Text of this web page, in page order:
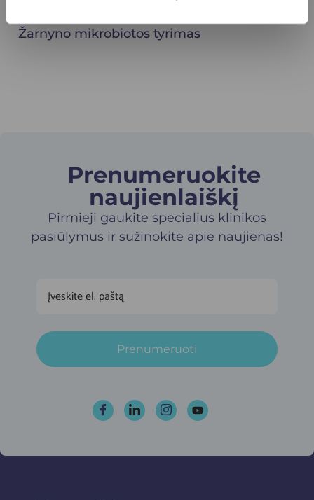
Žarnyno mikrobiotos tyrimas
Prenumeruokite
naujienlaiškį​
Pirmieji gaukite specialius klinikos
pasiūlymus ir sužinokite apie naujienas!
Prenumeruoti